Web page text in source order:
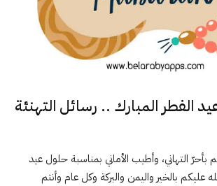
الفطر المبارك .. رسائل التهنئة
بأحرّ التهاني، وأطيب الأماني بمناسبة حلول عيد
عليكم بالخير واليمن والبركة وكل عام وأنتم